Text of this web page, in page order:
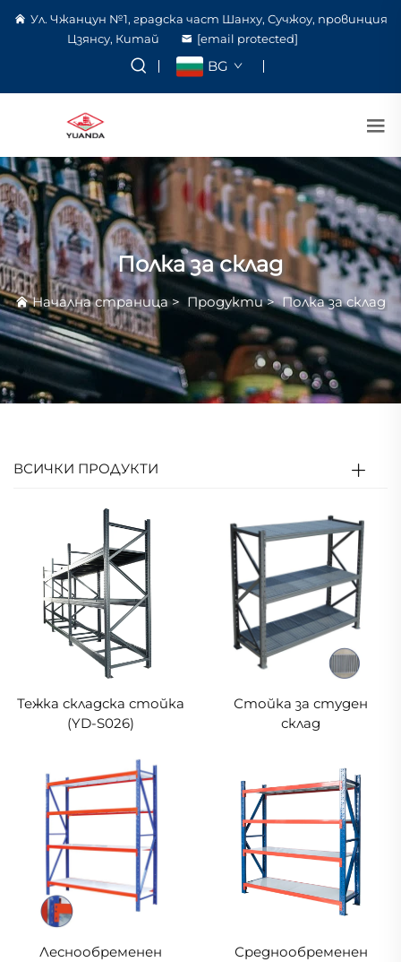
Ул. Чжанцун №1, градска част Шанху, Сучжоу, провинция
Цзянсу, Китай
[email protected]
BG
Полка за склад
Начална страница> Продукти>Полка за склад
ВСИЧКИ ПРОДУКТИ
Тежка складска стойка
(YD-S026)
Стойка за студен
склад
Леснообременен
Среднообременен